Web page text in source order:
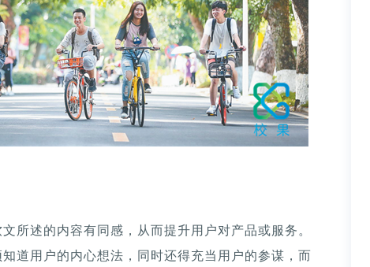
所述的内容有同感，从而提升用户对产品或服务。
道用户的内心想法，同时还得充当用户的参谋，而